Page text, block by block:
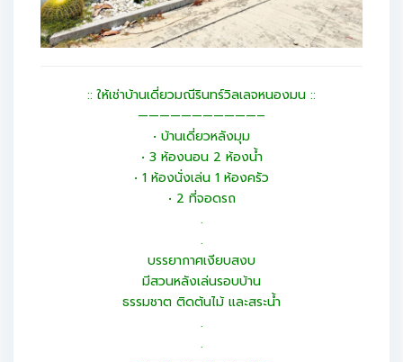
:: ให้เช่าบ้านเดี่ยวมณีรินทร์วิลเลจหนองมน ::
———————————–
• บ้านเดี่ยวหลังมุม
• 3 ห้องนอน 2 ห้องน้ำ
• 1 ห้องนั่งเล่น 1 ห้องครัว
• 2 ที่จอดรถ
.
.
บรรยากาศเงียบสงบ
มีสวนหลังเล่นรอบบ้าน
ธรรมชาต ติดต้นไม้ และสระน้ำ
.
.